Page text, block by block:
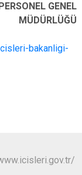
GENEL
MÜDÜRLÜĞÜ
bakanligi-